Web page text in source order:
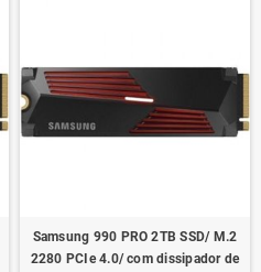
Samsung 990 PRO 2TB SSD/ M.2
2280 PCIe 4.0/ com dissipador de